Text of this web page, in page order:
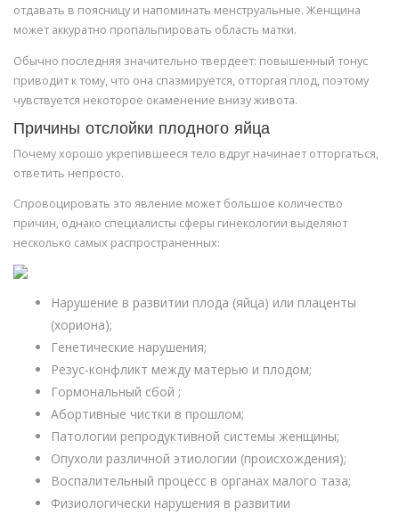
отдавать в поясницу и напоминать менструальные. Женщина
может аккуратно пропальпировать область матки.
Обычно последняя значительно твердеет: повышенный тонус
приводит к тому, что она спазмируется, отторгая плод, поэтому
чувствуется некоторое окаменение внизу живота.
Причины отслойки плодного яйца
Почему хорошо укрепившееся тело вдруг начинает отторгаться,
ответить непросто.
Спровоцировать это явление может большое количество
причин, однако специалисты сферы гинекологии выделяют
несколько самых распространенных:
Нарушение в развитии плода (яйца) или плаценты
(хориона);
Генетические нарушения;
Резус-конфликт между матерью и плодом;
Гормональный сбой ;
Абортивные чистки в прошлом;
Патологии репродуктивной системы женщины;
Опухоли различной этиологии (происхождения);
Воспалительный процесс в органах малого таза;
Физиологически нарушения в развитии